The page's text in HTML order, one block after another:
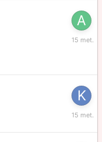
Vasario